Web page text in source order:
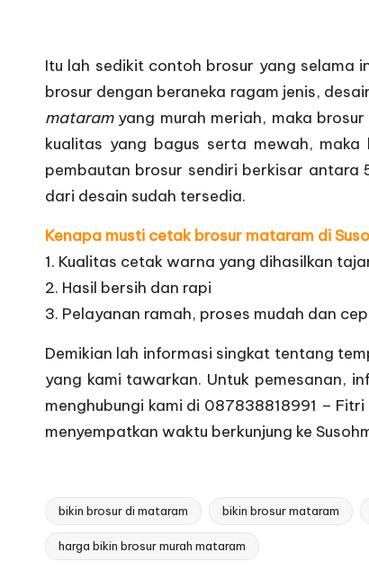
Itu lah sedikit contoh brosur yang selama
brosur dengan beraneka ragam jenis,
mataramyang murah meriah, maka
kualitas yang bagus serta mewah,
pembautan brosur sendiri berkisar antara
dari desain sudah tersedia.
Kenapa musti cetak brosur mataram di
1. Kualitas cetak warna yang dihasilkan
2. Hasil bersih dan rapi
3. Pelayanan ramah, proses mudah dan
Demikian lah informasi singkat tentang
yang kami tawarkan. Untuk pemesanan,
menghubungi kami di 087838818991 –
menyempatkan waktu berkunjung ke
Tags:
bikin brosur di mataram bikin brosur mataram
harga bikin brosur murah mataram